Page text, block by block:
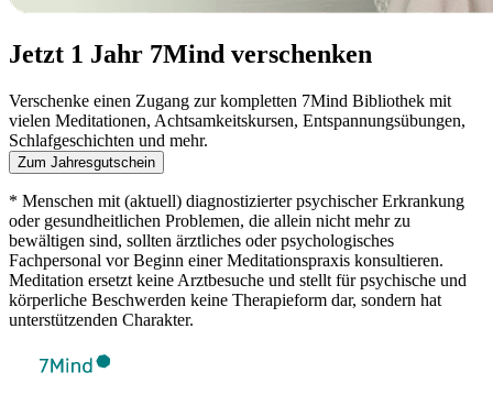
Jetzt 1 Jahr 7Mind verschenken
Verschenke einen Zugang zur kompletten 7Mind Bibliothek mit
vielen Meditationen, Achtsamkeitskursen, Entspannungsübungen,
Schlafgeschichten und mehr.
Zum Jahresgutschein
* Menschen mit (aktuell) diagnostizierter psychischer Erkrankung
oder gesundheitlichen Problemen, die allein nicht mehr zu
bewältigen sind, sollten ärztliches oder psychologisches
Fachpersonal vor Beginn einer Meditationspraxis konsultieren.
Meditation ersetzt keine Arztbesuche und stellt für psychische und
körperliche Beschwerden keine Therapieform dar, sondern hat
unterstützenden Charakter.